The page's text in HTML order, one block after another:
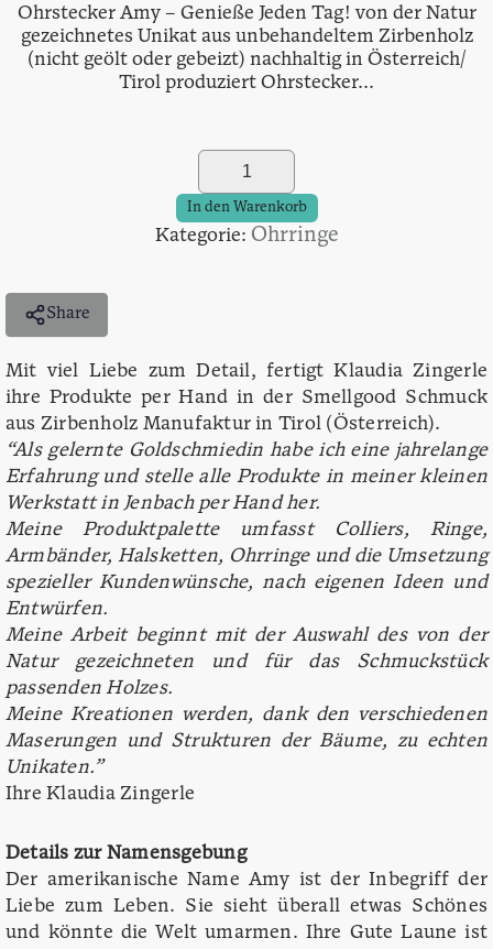
war:
€34,90
ist:
€29,90.
Ohrstecker Amy – Genieße Jeden Tag! von der Natur
gezeichnetes Unikat aus unbehandeltem Zirbenholz
(nicht geölt oder gebeizt) nachhaltig in Österreich/
Tirol produziert Ohrstecker...
Ohrstecker
-
Genieße
In den Warenkorb
Kategorie: Ohrringe
Share
Mit viel Liebe zum Detail, fertigt Klaudia Zingerle
ihre Produkte per Hand in der Smellgood Schmuck
aus Zirbenholz Manufaktur in Tirol (Österreich).
“Als gelernte Goldschmiedin habe ich eine jahrelange
Erfahrung und stelle alle Produkte in meiner kleinen
Werkstatt in Jenbach per Hand her.
Meine Produktpalette umfasst Colliers, Ringe,
Armbänder, Halsketten, Ohrringe und die Umsetzung
spezieller Kundenwünsche, nach eigenen Ideen und
Entwürfen.
Meine Arbeit beginnt mit der Auswahl des von der
Natur gezeichneten und für das Schmuckstück
passenden Holzes.
Meine Kreationen werden, dank den verschiedenen
Maserungen und Strukturen der Bäume, zu echten
Unikaten.”
Ihre Klaudia Zingerle
Details zur Namensgebung
Der amerikanische Name Amy ist der Inbegriff der
Liebe zum Leben. Sie sieht überall etwas Schönes
und könnte die Welt umarmen. Ihre Gute Laune ist